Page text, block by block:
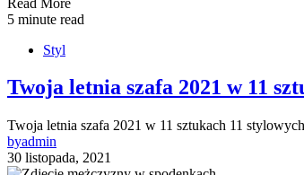
5 minute read
Styl
Twoja letnia szafa 2021 w 11
Twoja letnia szafa 2021 w 11 sztukach 11
byadmin
30 listopada, 2021